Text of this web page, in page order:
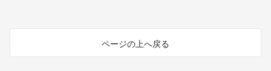
ページの上へ戻る